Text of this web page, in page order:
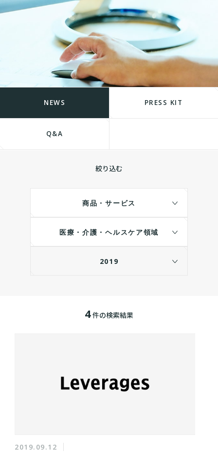
NEWS PRESS KIT
Q&A
絞り込む
商品・サービス
医療・介護・ヘルスケア領域
2019
4件の検索結果
2019.09.12